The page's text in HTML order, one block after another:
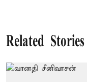
Related Stories